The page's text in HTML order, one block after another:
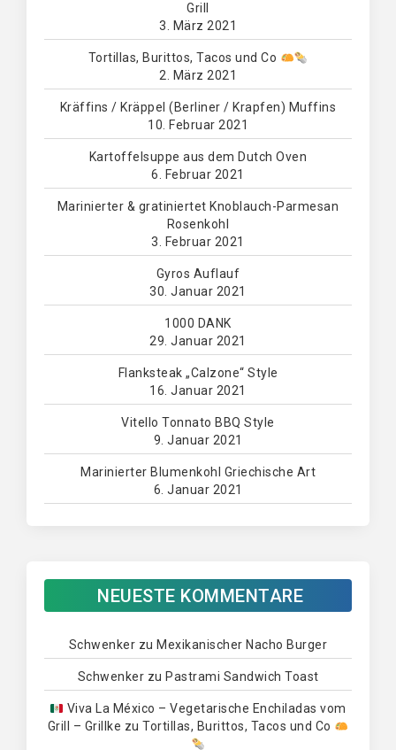
Grill
3. März 2021
Tortillas, Burittos, Tacos und Co
2. März 2021
Kräffins / Kräppel (Berliner / Krapfen) Muffins
10. Februar 2021
Kartoffelsuppe aus dem Dutch Oven
6. Februar 2021
Marinierter & gratiniertet Knoblauch-Parmesan
Rosenkohl
3. Februar 2021
Gyros Auflauf
30. Januar 2021
1000 DANK
29. Januar 2021
Flanksteak „Calzone“ Style
16. Januar 2021
Vitello Tonnato BBQ Style
9. Januar 2021
Marinierter Blumenkohl Griechische Art
6. Januar 2021
NEUESTE KOMMENTARE
Schwenker zu Mexikanischer Nacho Burger
Schwenker zu Pastrami Sandwich Toast
Viva La México – Vegetarische Enchiladas vom
Grill – Grillke zuTortillas, Burittos, Tacos und Co